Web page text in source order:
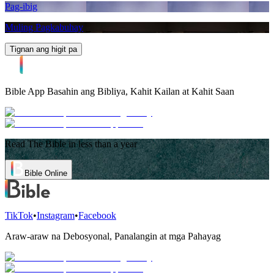
Pag-ibig
Muling Pagkabuhay
Tignan ang higit pa
Bible App Basahin ang Bibliya, Kahit Kailan at Kahit Saan
Read The Bible in less than a year
Bible Online
TikTok•Instagram•Facebook
Araw-araw na Debosyonal, Panalangin at mga Pahayag